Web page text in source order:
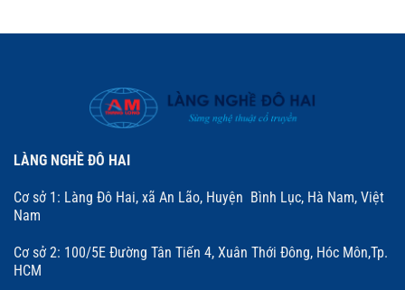
sao
sao
LÀNG NGHỀ ĐÔ HAI
Cơ sở 1: Làng Đô Hai, xã An Lão, Huyện Bình Lục, Hà Nam, Việt
Nam
Cơ sở 2: 100/5E Đường Tân Tiến 4, Xuân Thới Đông, Hóc Môn,Tp.
HCM